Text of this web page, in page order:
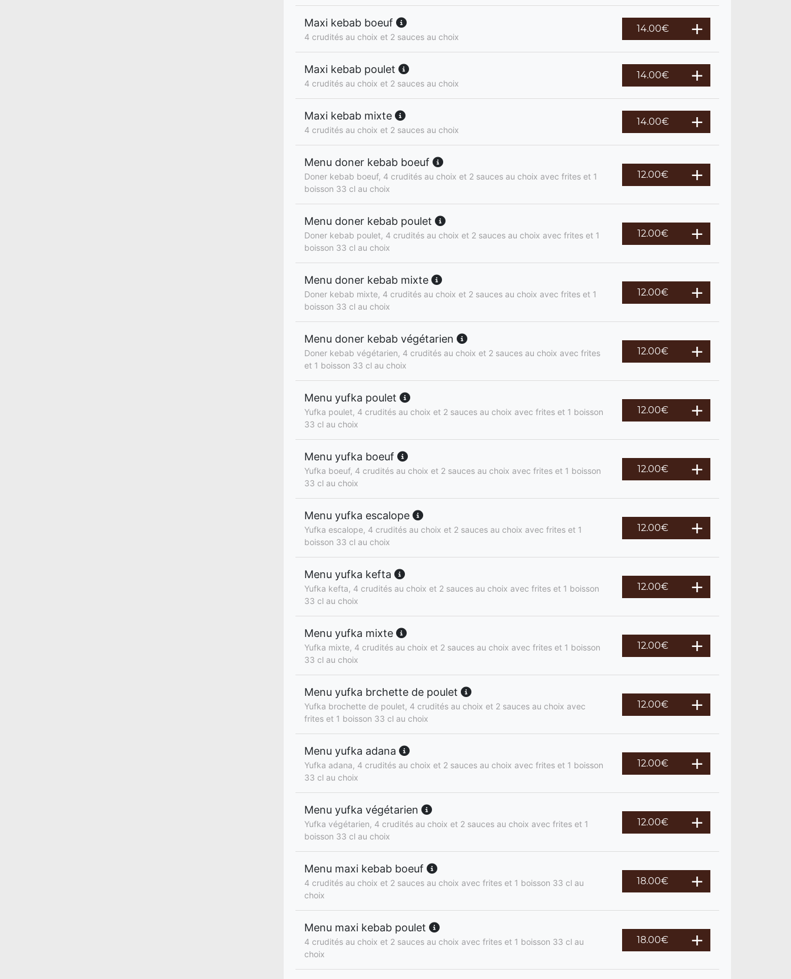
Maxi kebab boeuf
4 crudités au choix et 2 sauces au choix
14.00€
Maxi kebab poulet
4 crudités au choix et 2 sauces au choix
14.00€
Maxi kebab mixte
4 crudités au choix et 2 sauces au choix
14.00€
Menu doner kebab boeuf
Doner kebab boeuf, 4 crudités au choix et 2 sauces au choix avec frites et 1
boisson 33 cl au choix
12.00€
Menu doner kebab poulet
Doner kebab poulet, 4 crudités au choix et 2 sauces au choix avec frites et 1
boisson 33 cl au choix
12.00€
Menu doner kebab mixte
Doner kebab mixte, 4 crudités au choix et 2 sauces au choix avec frites et 1
boisson 33 cl au choix
12.00€
Menu doner kebab végétarien
Doner kebab végétarien, 4 crudités au choix et 2 sauces au choix avec frites
et 1 boisson 33 cl au choix
12.00€
Menu yufka poulet
Yufka poulet, 4 crudités au choix et 2 sauces au choix avec frites et 1 boisson
33 cl au choix
12.00€
Menu yufka boeuf
Yufka boeuf, 4 crudités au choix et 2 sauces au choix avec frites et 1 boisson
33 cl au choix
12.00€
Menu yufka escalope
Yufka escalope, 4 crudités au choix et 2 sauces au choix avec frites et 1
boisson 33 cl au choix
12.00€
Menu yufka kefta
Yufka kefta, 4 crudités au choix et 2 sauces au choix avec frites et 1 boisson
33 cl au choix
12.00€
Menu yufka mixte
Yufka mixte, 4 crudités au choix et 2 sauces au choix avec frites et 1 boisson
33 cl au choix
12.00€
Menu yufka brchette de poulet
Yufka brochette de poulet, 4 crudités au choix et 2 sauces au choix avec
frites et 1 boisson 33 cl au choix
12.00€
Menu yufka adana
Yufka adana, 4 crudités au choix et 2 sauces au choix avec frites et 1 boisson
33 cl au choix
12.00€
Menu yufka végétarien
Yufka végétarien, 4 crudités au choix et 2 sauces au choix avec frites et 1
boisson 33 cl au choix
12.00€
Menu maxi kebab boeuf
4 crudités au choix et 2 sauces au choix avec frites et 1 boisson 33 cl au
choix
18.00€
Menu maxi kebab poulet
4 crudités au choix et 2 sauces au choix avec frites et 1 boisson 33 cl au
choix
18.00€